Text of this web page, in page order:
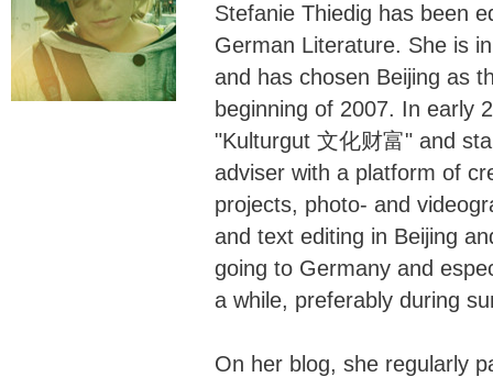
Stefanie Thiedig has been
German Literature. She is
and has chosen Beijing as
beginning of 2007. In early
"Kulturgut 文化财富" and
adviser with a platform of
projects, photo- and
and text editing in Beijing
going to Germany and
a while, preferably during
On her blog, she regularly